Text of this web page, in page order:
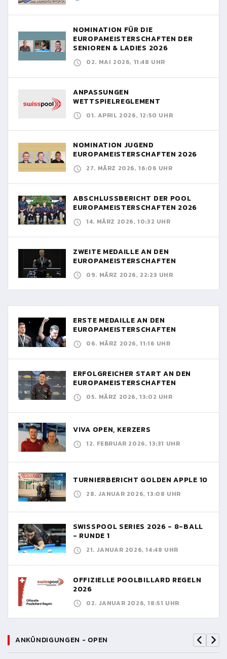
NOMINATION FÜR DIE
EUROPAMEISTERSCHAFTEN DER
SENIOREN & LADIES 2026
02. MAI 2026, 11:48 UHR
ANPASSUNGEN
WETTSPIELREGLEMENT
01. APRIL 2026, 12:50 UHR
NOMINATION JUGEND
EUROPAMEISTERSCHAFTEN 2026
27. MÄRZ 2026, 16:06 UHR
ABSCHLUSSBERICHT DER POOL
EUROPAMEISTERSCHAFTEN 2026
14. MÄRZ 2026, 10:32 UHR
ZWEITE MEDAILLE AN DEN
EUROPAMEISTERSCHAFTEN
09. MÄRZ 2026, 22:23 UHR
ERSTE MEDAILLE AN DEN
EUROPAMEISTERSCHAFTEN
06. MÄRZ 2026, 11:16 UHR
ERFOLGREICHER START AN DEN
EUROPAMEISTERSCHAFTEN
05. MÄRZ 2026, 13:02 UHR
VIVA OPEN, KERZERS
12. FEBRUAR 2026, 13:31 UHR
TURNIERBERICHT GOLDEN APPLE 10
28. JANUAR 2026, 13:08 UHR
SWISSPOOL SERIES 2026 - 8-BALL
- RUNDE 1
21. JANUAR 2026, 14:48 UHR
OFFIZIELLE POOLBILLARD REGELN
2026
02. JANUAR 2026, 18:51 UHR
ANKÜNDIGUNGEN - OPEN